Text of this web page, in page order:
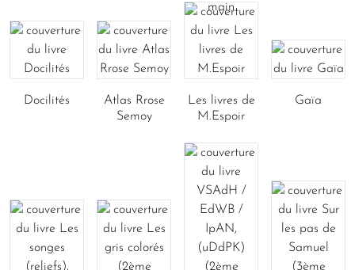
main
Docilités
Atlas Rrose
Semoy
Les livres de
M.Espoir
Gaïa